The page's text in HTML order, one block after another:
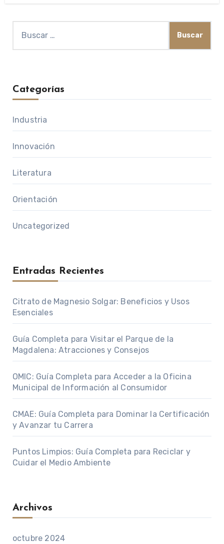
Categorías
Industria
Innovación
Literatura
Orientación
Uncategorized
Entradas Recientes
Citrato de Magnesio Solgar: Beneficios y Usos
Esenciales
Guía Completa para Visitar el Parque de la
Magdalena: Atracciones y Consejos
OMIC: Guía Completa para Acceder a la Oficina
Municipal de Información al Consumidor
CMAE: Guía Completa para Dominar la Certificación
y Avanzar tu Carrera
Puntos Limpios: Guía Completa para Reciclar y
Cuidar el Medio Ambiente
Archivos
octubre 2024